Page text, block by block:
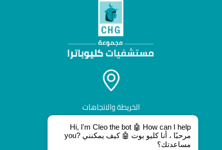
الخريطة والاتجاهات
Hi, I'm Cleo the bot 🤖 How can I help
you? مرحبًا ، أنا كليو بوت 🤖 كيف يمكنني
مساعدتك؟